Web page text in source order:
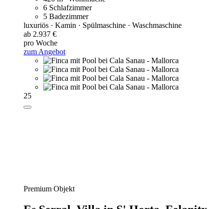
6 Schlafzimmer
5 Badezimmer
luxuriös · Kamin · Spülmaschine · Waschmaschine
ab 2.937 €
pro Woche
zum Angebot
25
Premium Objekt